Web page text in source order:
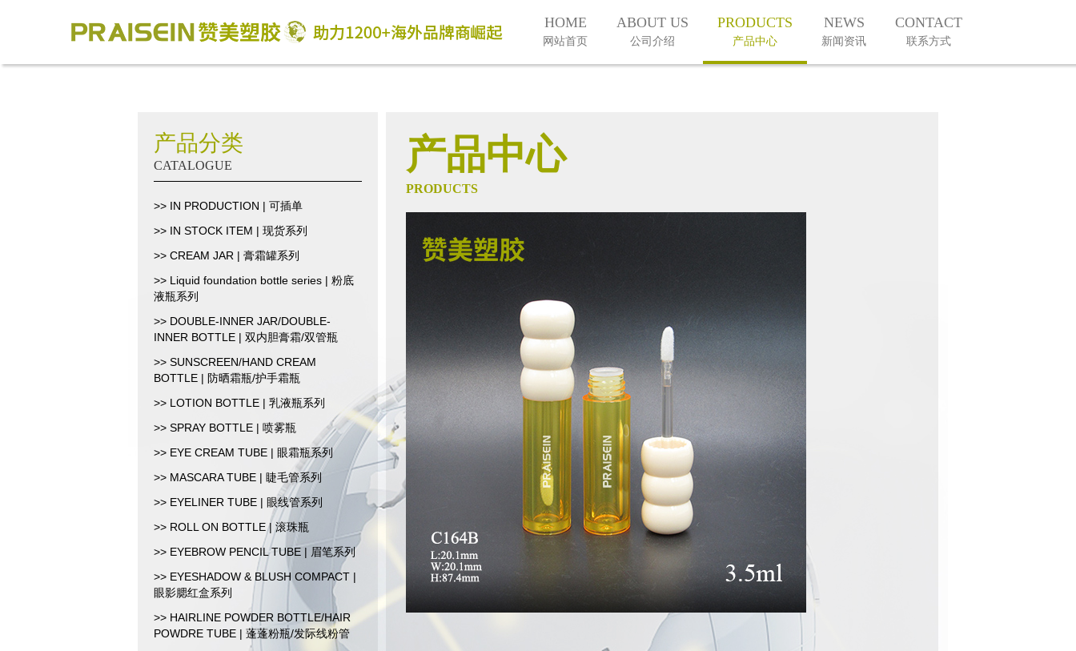
HOME
网站首页
ABOUT US
公司介绍
PRODUCTS
产品中心
NEWS
新闻资讯
CONTACT
联系方式
产品分类
CATALOGUE
>> IN PRODUCTION | 可插单
>> IN STOCK ITEM | 现货系列
>> CREAM JAR | 膏霜罐系列
>> Liquid foundation bottle series | 粉底
液瓶系列
>> DOUBLE-INNER JAR/DOUBLE-
INNER BOTTLE | 双内胆膏霜/双管瓶
>> SUNSCREEN/HAND CREAM
BOTTLE | 防晒霜瓶/护手霜瓶
>> LOTION BOTTLE | 乳液瓶系列
>> SPRAY BOTTLE | 喷雾瓶
>> EYE CREAM TUBE | 眼霜瓶系列
>> MASCARA TUBE | 睫毛管系列
>> EYELINER TUBE | 眼线管系列
>> ROLL ON BOTTLE | 滚珠瓶
>> EYEBROW PENCIL TUBE | 眉笔系列
>> EYESHADOW & BLUSH COMPACT |
眼影腮红盒系列
>> HAIRLINE POWDER BOTTLE/HAIR
POWDRE TUBE | 蓬蓬粉瓶/发际线粉管
产品中心
PRODUCTS